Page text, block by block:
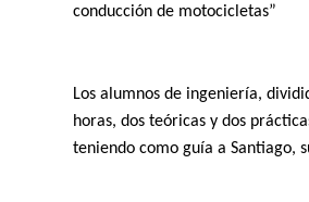
conducción de motocicletas”
Los alumnos de ingeniería,
horas, dos teóricas y dos
teniendo como guía a Santiago,